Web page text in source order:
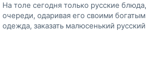
На толе сегодня только русские
очереди, одаривая его своими
одежда, заказать малюсенький